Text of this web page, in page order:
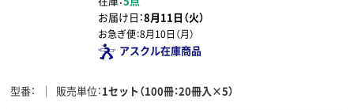
お届け日：8月11日（火）
お急ぎ便：8月10日（月）
アスクル在庫商品
型番 販売単位 1セット（100冊：20冊入×5）